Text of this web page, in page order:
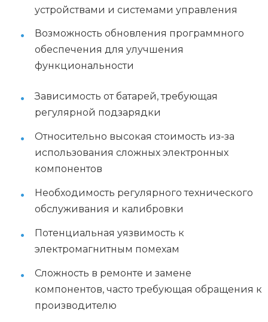
устройствами и системами управления
Возможность обновления программного
обеспечения для улучшения
функциональности
Зависимость от батарей, требующая
регулярной подзарядки
Относительно высокая стоимость из-за
использования сложных электронных
компонентов
Необходимость регулярного технического
обслуживания и калибровки
Потенциальная уязвимость к
электромагнитным помехам
Сложность в ремонте и замене
компонентов, часто требующая обращения к
производителю